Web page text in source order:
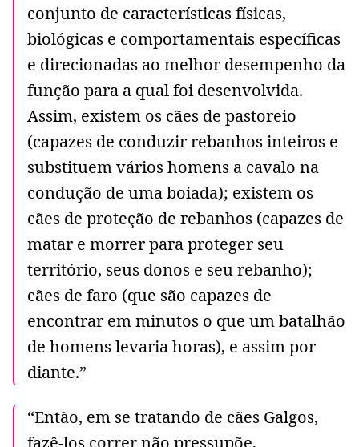
conjunto de características físicas,
biológicas e comportamentais específicas
e direcionadas ao melhor desempenho da
função para a qual foi desenvolvida.
Assim, existem os cães de pastoreio
(capazes de conduzir rebanhos inteiros e
substituem vários homens a cavalo na
condução de uma boiada); existem os
cães de proteção de rebanhos (capazes de
matar e morrer para proteger seu
território, seus donos e seu rebanho);
cães de faro (que são capazes de
encontrar em minutos o que um batalhão
de homens levaria horas), e assim por
diante.”
“Então, em se tratando de cães Galgos,
fazê-los correr não pressupõe,